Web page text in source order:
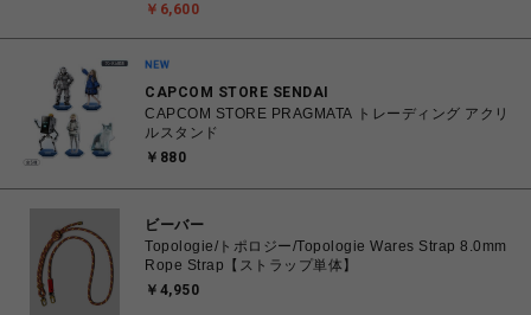
￥6,600
CAPCOM STORE SENDAI
CAPCOM STORE PRAGMATA トレーディング アクリ
ルスタンド
￥880
ビーバー
Topologie/トポロジー/Topologie Wares Strap 8.0mm
Rope Strap【ストラップ単体】
￥4,950